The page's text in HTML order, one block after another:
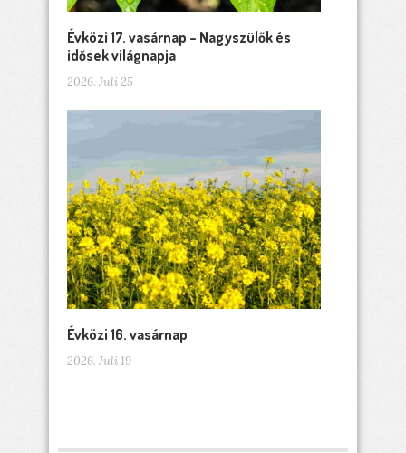
Évközi 17. vasárnap – Nagyszülők és
idősek világnapja
2026. Juli 25
Évközi 16. vasárnap
2026. Juli 19